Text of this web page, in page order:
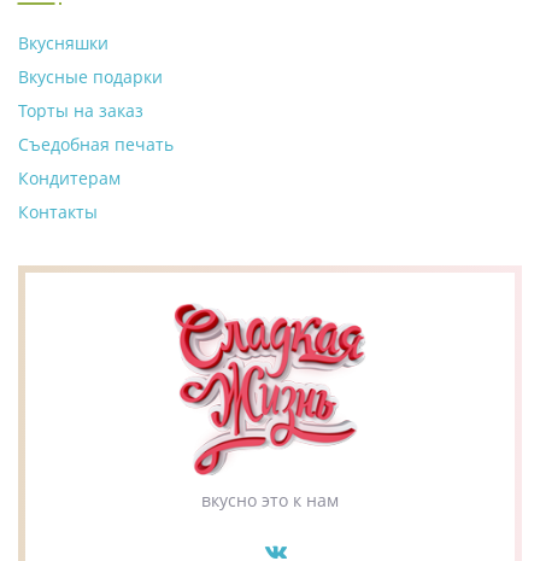
Вкусняшки
Вкусные подарки
Торты на заказ
Съедобная печать
Кондитерам
Контакты
вкусно это к нам